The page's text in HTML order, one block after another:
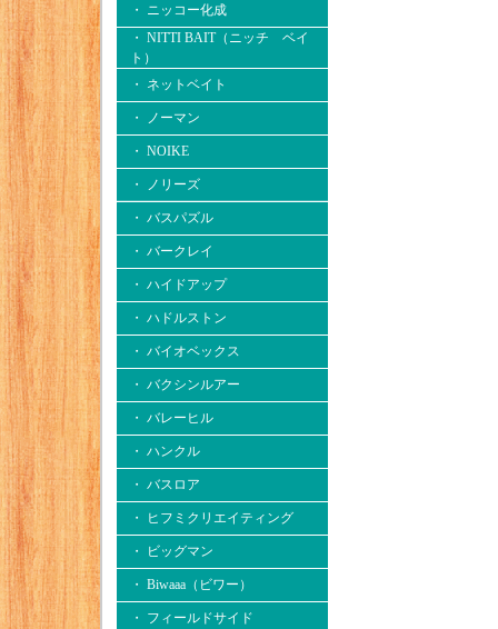
・ ニッコー化成
・ NITTI BAIT（ニッチ ベイ
ト）
・ ネットベイト
・ ノーマン
・ NOIKE
・ ノリーズ
・ バスパズル
・ バークレイ
・ ハイドアップ
・ ハドルストン
・ バイオベックス
・ バクシンルアー
・ バレーヒル
・ ハンクル
・ バスロア
・ ヒフミクリエイティング
・ ビッグマン
・ Biwaaa（ビワー）
・ フィールドサイド